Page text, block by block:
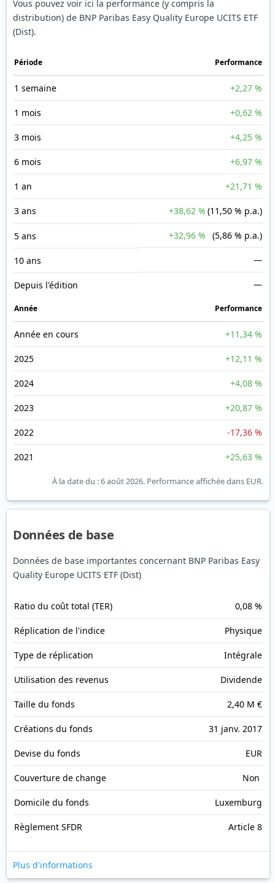
Vous pouvez voir ici la performance (y compris la
distribution) de BNP Paribas Easy Quality Europe UCITS ETF
(Dist).
Période Performance
1 semaine +2,27 %
1 mois +0,62 %
3 mois +4,25 %
6 mois +6,97 %
1 an +21,71 %
3 ans +38,62 % (11,50 % p.a.)
5 ans +32,96 % (5,86 % p.a.)
10 ans —
Depuis l'édition —
Année Performance
Année en cours +11,34 %
2025 +12,11 %
2024 +4,08 %
2023 +20,87 %
2022 -17,36 %
2021 +25,63 %
À la date du : 6 août 2026. Performance affichée dans EUR.
Données de base
Données de base importantes concernant BNP Paribas Easy
Quality Europe UCITS ETF (Dist)
Ratio du coût total (TER) 0,08 %
Réplication de l'indice Physique
Type de réplication Intégrale
Utilisation des revenus Dividende
Taille du fonds 2,40 M €
Créations du fonds 31 janv. 2017
Devise du fonds EUR
Couverture de change Non
Domicile du fonds Luxemburg
Règlement SFDR Article 8
Plus d'informations